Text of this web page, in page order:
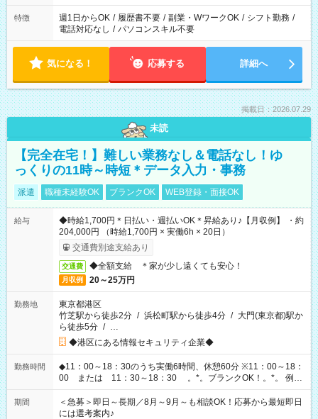
特徴 週1日からOK / 履歴書不要 / 副業・WワークOK / シフト勤務 /
電話対応なし / パソコンスキル不要
気になる！ 応募する 詳細へ
掲載日：2026.07.29
未読
【完全在宅！】難しい業務なし＆電話なし！ゆ
っくりの11時～時短＊データ入力・事務
派遣 職種未経験OK ブランクOK WEB登録・面接OK
給与
◆時給1,700円＊日払い・週払いOK＊昇給あり♪【月収例】 ・約
204,000円 （時給1,700円 × 実働6h × 20日）
交通費別途支給あり
交通費 ◆全額支給 ＊家が少し遠くても安心！
月収例 20～25万円
勤務地
東京都港区
竹芝駅から徒歩2分 / 浜松町駅から徒歩4分 / 大門(東京都)駅か
ら徒歩5分 / …
◆港区にある情報セキュリティ企業◆
勤務時間
◆11：00～18：30のうち実働6時間、休憩60分 ※11：00～18：
00 または 11：30～18：30 。*。ブランクOK！。*。 例え
ば前職が、 在宅/財団法人/事務/コールセンター/受付/販売/カフェ
スタッフ スイーツ販売/ホテルフロント/化粧品販売/など 様々な
業界から入社して活躍されています♪
期間
＜急募＞即日～長期／8月～9月～も相談OK！応募から最短即日
には選考案内♪